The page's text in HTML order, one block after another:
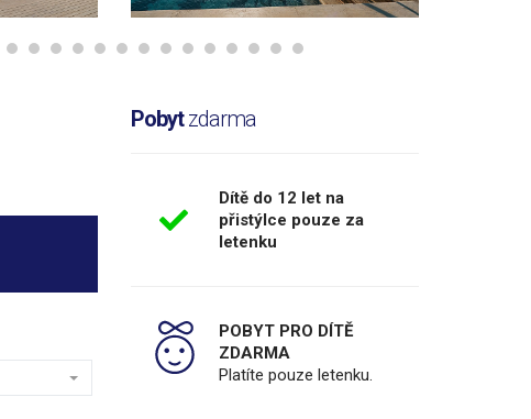
Pobytzdarma
Dítě do 12 let na
přistýlce pouze za
letenku
POBYT PRO DÍTĚ
ZDARMA
Platíte pouze letenku.